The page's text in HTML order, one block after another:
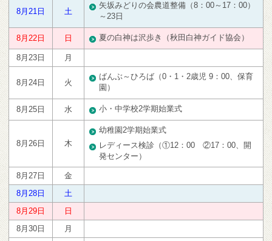
8月21日 土
矢坂みどりの会農道整備（8：00～17：00）
～23日
8月22日 日 夏の白神は沢歩き（秋田白神ガイド協会）
8月23日 月
8月24日 火
ばんぶ～ひろば（0・1・2歳児 9：00、保育
園）
8月25日 水 小・中学校2学期始業式
8月26日 木
幼稚園2学期始業式
レディース検診（①12：00 ②17：00、開
発センター）
8月27日
金
8月28日
土
8月29日
日
8月30日
月